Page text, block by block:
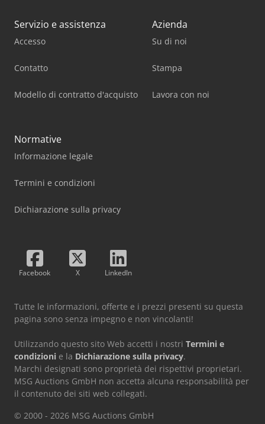
Servizio e assistenza
Accesso
Contatto
Modello di contratto d'acquisto
Azienda
Su di noi
Stampa
Lavora con noi
Normative
Informazione legale
Termini e condizioni
Dichiarazione sulla privacy
Facebook X LinkedIn
Tutte le informazioni, offerte e i prezzi presenti su questa
pagina sono senza impegno e non vincolanti!
Utilizzando questo sito Web accetti i nostri Termini e
condizioni e la Dichiarazione sulla privacy.
Marchi designati sono proprietà dei rispettivi proprietari.
MSG Auctions GmbH non accetta alcuna responsabilità per
il contenuto dei siti web collegati.
© 2000 - 2026 MSG Auctions GmbH